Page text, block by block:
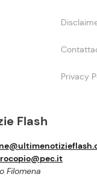
Flash
Filomena
Privacy